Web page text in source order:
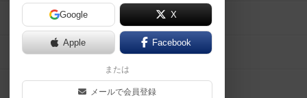
Google X
Apple Facebook
または
メールで会員登録
ボドとも・会員一覧
ボードゲーム業界コラム
ボドゲーマご利用案内